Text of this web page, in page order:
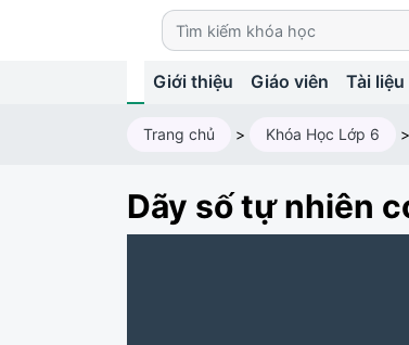
Giới thiệu Giáo viên Tài liệu
Trang chủ > Khóa Học Lớp 6 >
Dãy số tự nhiên